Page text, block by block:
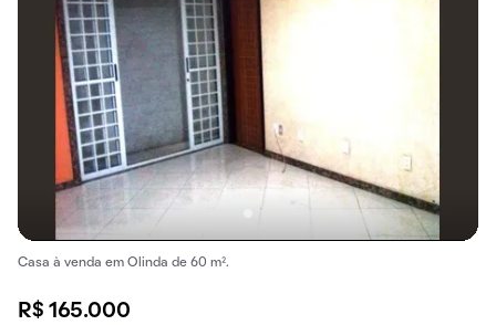
Casa à venda em Olinda de 60 m².
R$ 165.000